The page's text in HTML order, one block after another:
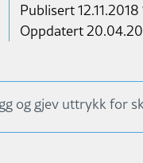
Publisert12.11.2018
Oppdatert
og gjev uttrykk for